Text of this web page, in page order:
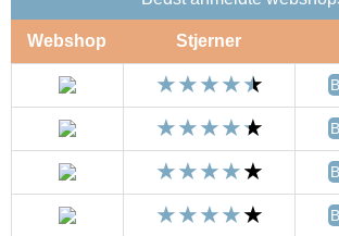
Webshop Stjerner